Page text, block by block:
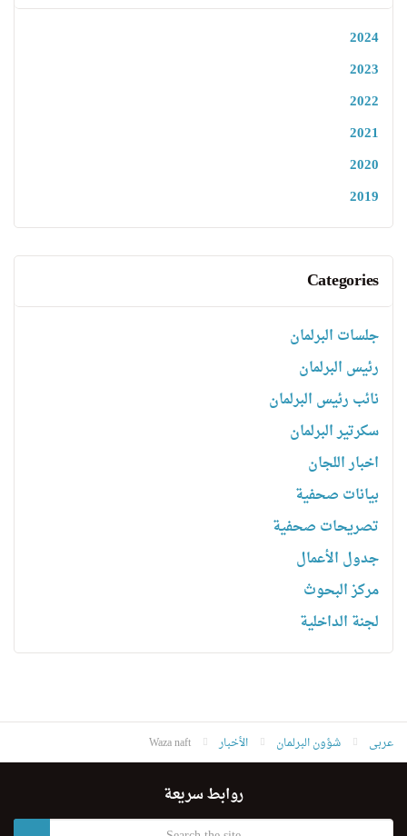
2024
2023
2022
2021
2020
2019
Categories
جلسات البرلمان
رئیس البرلمان
نائب رئیس البرلمان
سكرتیر البرلمان
اخبار اللجان
بیانات صحفیة
تصریحات صحفیة
جدول الأعمال
مركز البحوث
لجنة الداخلية
عربى شؤون البرلمان الأخبار Waza naft
روابط سريعة